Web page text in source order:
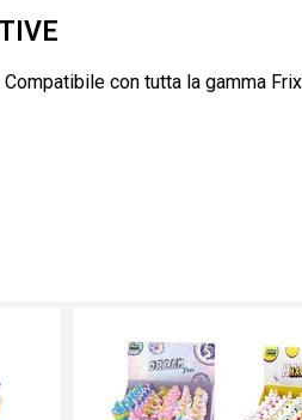
con tutta la gamma